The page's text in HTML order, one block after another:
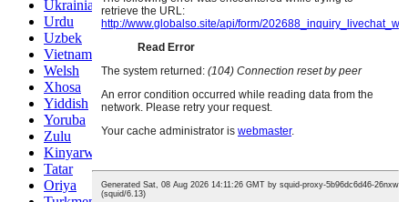
Ukrainian
Urdu
Uzbek
Vietnamese
Welsh
Xhosa
Yiddish
Yoruba
Zulu
Kinyarwanda
Tatar
Oriya